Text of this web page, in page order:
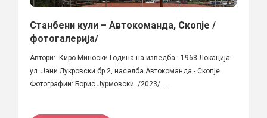
Станбени кули – Автокоманда, Скопје /
фотогалерија/
Автори: Киро Миноски Година на изведба : 1968 Локација:
ул. Јани Лукровски бр.2, населба Автокоманда - Скопје
Фотографии: Борис Јурмовски /2023/ ...